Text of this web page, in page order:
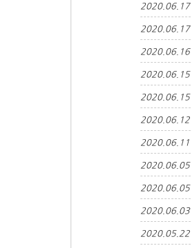
2020.06.17
2020.06.17
2020.06.16
2020.06.15
2020.06.15
2020.06.12
2020.06.11
2020.06.05
2020.06.05
2020.06.03
2020.05.22